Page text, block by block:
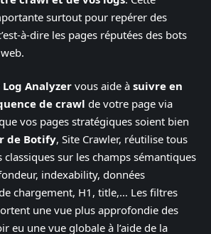
surtout pour repérer des
à-dire les pages réputées des bots
Analyzervous aide à suivre en
de crawl de votre page via
vos pages stratégiques soient bien
de Botify, Site Crawler, réutilise tous
classiques sur les champs sémantiques
indexability, données
chargement, H1, title,… Les filtres
une vue plus approfondie des
eu une vue globale à l’aide de la